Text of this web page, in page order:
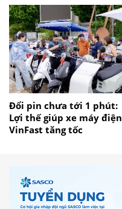
Đổi pin chưa tới 1 phút:
Lợi thế giúp xe máy điện
VinFast tăng tốc